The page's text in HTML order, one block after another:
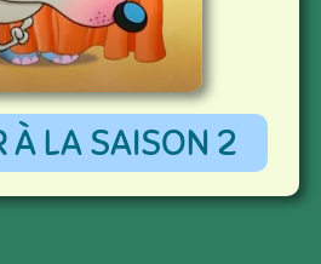
À LA SAISON 2